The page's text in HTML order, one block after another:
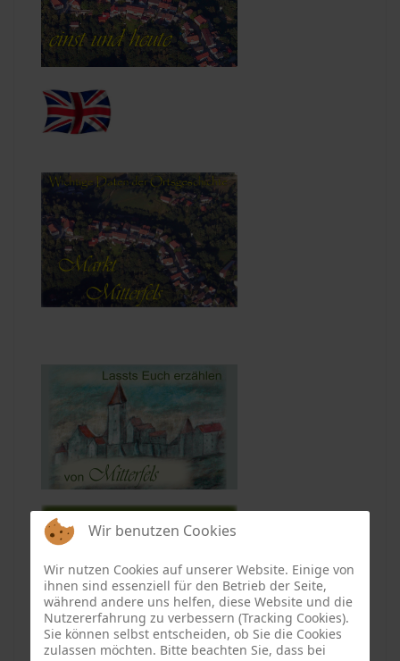
Wir benutzen Cookies
Wir nutzen Cookies auf unserer Website. Einige von
ihnen sind essenziell für den Betrieb der Seite,
während andere uns helfen, diese Website und die
Nutzererfahrung zu verbessern (Tracking Cookies).
Sie können selbst entscheiden, ob Sie die Cookies
zulassen möchten. Bitte beachten Sie, dass bei